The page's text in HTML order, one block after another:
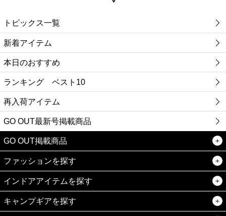
トピックス一覧
新着アイテム
本日のおすすめ
ランキング ベスト10
再入荷アイテム
GO OUT最新号掲載商品
GO OUT掲載商品
ファッションを探す
インドアアイテムを探す
キャンプギアを探す